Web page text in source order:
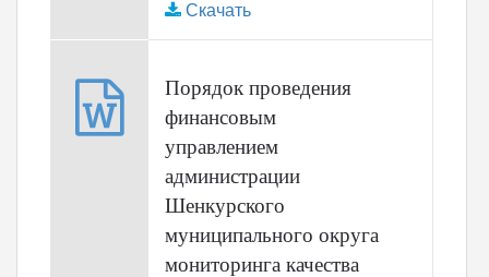
Скачать
Порядок проведения
финансовым
управлением
администрации
Шенкурского
муниципального округа
мониторинга качества